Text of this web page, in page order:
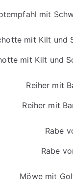
mit
mit Kilt und
Reiher mit
Rabe